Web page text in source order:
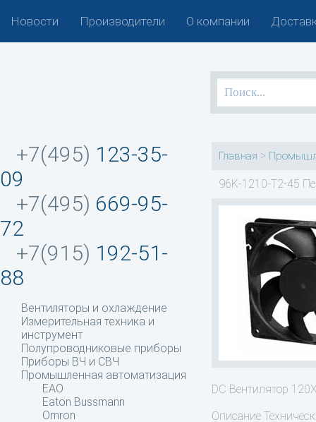
Новости Производители О компании
+7(495) 123-35-
09
+7(495) 669-95-
72
+7(915) 192-51-
88
Вентиляторы и охлаждение
Измерительная техника и
инструмент
Полупроводниковые приборы
Приборы ВЧ и СВЧ
Промышленная автоматизация
EAO
Eaton Bussmann
Omron
Главная >
96K-1210-T2-45
DC Вентилятор
Описание